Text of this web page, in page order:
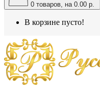
0 товаров, на 0.00 р.
В корзине пусто!